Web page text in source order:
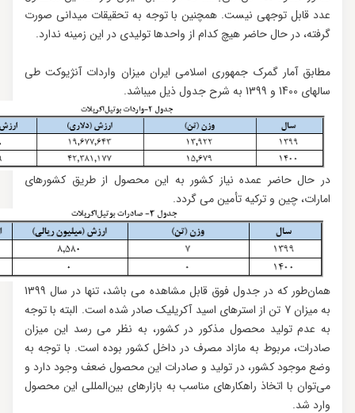
عدد قابل توجهی نیست. همچنین با توجه به تحقیقات میدانی صورت
گرفته، در حال حاضر هیچ کدام از واحدها تولیدی در این زمینه ندارد.
مطابق آمار گمرک جمهوری اسلامی ایران میزان واردات آنژیوکت طی
سال‏های 1400 و 1399 به شرح جدول ذیل می‏باشد.
در حال حاضر عمده نیاز کشور به این محصول از طریق کشورهای
امارات، چین و ترکیه تأمین می گردد.
همان‌طور که در جدول فوق قابل مشاهده می باشد، تنها در سال 1399
به میزان 7 تن از استرهای اسید آکریلیک صادر شده است. البته با توجه
به عدم تولید محصول مذکور در کشور، به نظر می رسد این میزان
صادرات، مربوط به مازاد مصرف در داخل کشور بوده است. با توجه به
وضع موجود کشور، در تولید و صادرات این محصول ضعف وجود دارد و
می‌توان با اتخاذ راهکارهای مناسب به بازارهای بین‌المللی این محصول
وارد شد.